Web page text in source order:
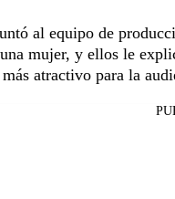
al equipo de
mujer, y ellos le
atractivo para la